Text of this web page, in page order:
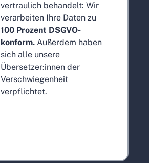
vertraulich behandelt: Wir
verarbeiten Ihre Daten zu
100 Prozent DSGVO-
konform. Außerdem haben
sich alle unsere
Übersetzer:innen der
Verschwiegenheit
verpflichtet.